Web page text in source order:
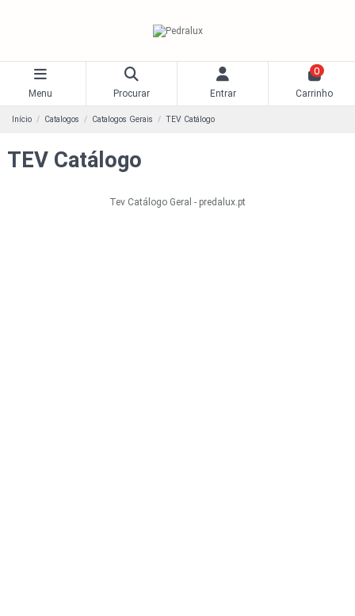
Menu Procurar Entrar
0
Carrinho
Início Catalogos Catalogos Gerais TEV Catálogo
TEV Catálogo
Tev Catálogo Geral - predalux.pt